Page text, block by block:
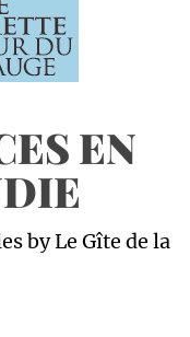
EN
by Le Gîte de la